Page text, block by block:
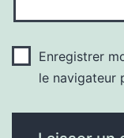
Enregistrer
le navigateur